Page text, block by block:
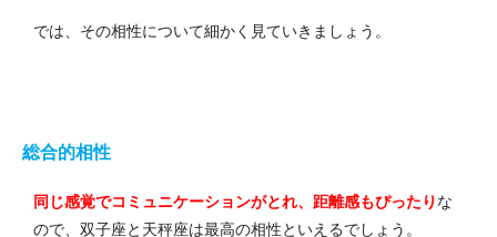
では、その相性について細かく見ていきましょう。
総合的相性
同じ感覚でコミュニケーションがとれ、距離感もぴったり な
ので、双子座と天秤座は最高の相性といえるでしょう。